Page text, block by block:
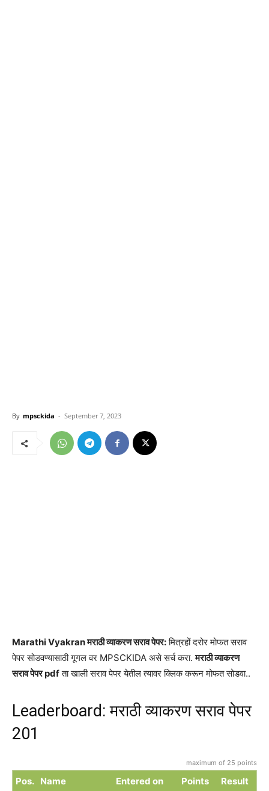
By mpsckida - September 7, 2023
Marathi Vyakran मराठी व्याकरण सराव पेपर:मित्रहों दरोर मोफत सराव
पेपर सोडवण्यासाठी गूगल वर MPSCKIDA असे सर्च करा.मराठी व्याकरण
सराव पेपर pdfता खाली सराव पेपर येतील त्यावर क्लिक करून मोफत सोडवा..
Leaderboard: मराठी व्याकरण सराव पेपर
201
maximum of 25 points
Pos. Name Entered on Points Result